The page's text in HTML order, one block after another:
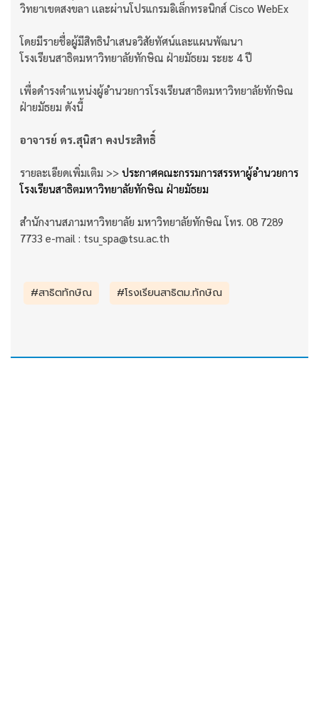
วิทยาเขตสงขลา เเละผ่านโปรแกรมอิเล็กทรอนิกส์ Cisco WebEx
โดยมีรายชื่อผู้มีสิทธินำเสนอวิสัยทัศน์และแผนพัฒนา
โรงเรียนสาธิตมหาวิทยาลัยทักษิณ ฝ่ายมัธยม ระยะ 4 ปี
เพื่อดำรงตำแหน่งผู้อำนวยการโรงเรียนสาธิตมหาวิทยาลัยทักษิณ
ฝ่ายมัธยม ดังนี้
อาจารย์ ดร.สุนิสา คงประสิทธิ์
รายละเอียดเพิ่มเติม >> ประกาศคณะกรรมการสรรหาผู้อำนวยการ
โรงเรียนสาธิตมหาวิทยาลัยทักษิณ ฝ่ายมัธยม
สำนักงานสภามหาวิทยาลัย มหาวิทยาลัยทักษิณ โทร. 08 7289
7733 e-mail : tsu_spa@tsu.ac.th
#สาธิตทักษิณ #โรงเรียนสาธิตม.ทักษิณ